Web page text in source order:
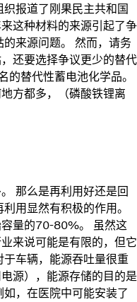
报道了刚果民主共和国
这种材料的来源引起了争
来源问题。 然而，请务
还要选择争议更少的替代
的替代性蓄电池化学品。
方都多，（磷酸铁锂离
那么是再利用好还是回
用显然有积极的作用。
量的70-80%。 虽然这
来说可能是有限的，但它
车辆，能源吞吐量很重
源），能源存储的目的是
，在医院中可能安装了